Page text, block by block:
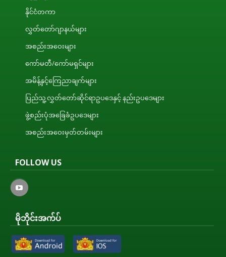
နိုင်ငံတကာ
လွှတ်တော်ဂျာနယ်များ
အစည်းအဝေးများ
ကော်မတီ/ကော်မရှင်များ
အမိန့်နှင့်ကြေညာချက်များ
ပြည်သူ့လွှတ်တော်ဆိုင်ရာဥပဒေနှင့် နည်းဥပဒေများ
ဖွဲ့စည်းပုံအခြေခံဥပဒေများ
အစည်းအဝေးမှတ်တမ်းများ
FOLLOW US
မိုဘိုင်းအက်ပ်